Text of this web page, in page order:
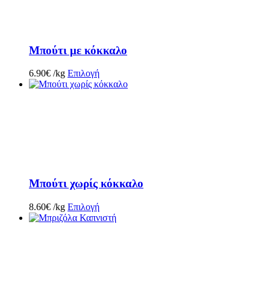
Μπούτι με κόκκαλο
6.90€ /kg Επιλογή
Μπούτι χωρίς κόκκαλο
8.60€ /kg Επιλογή